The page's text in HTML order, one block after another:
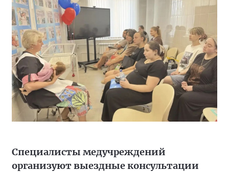
Специалисты медучреждений
организуют выездные консультации